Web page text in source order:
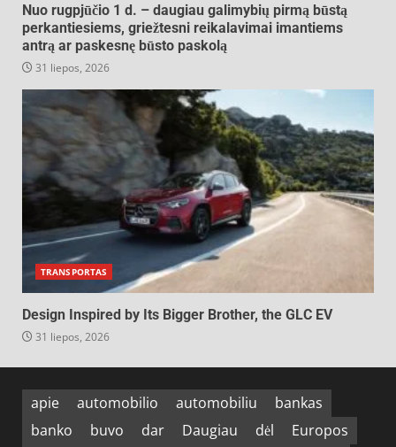
Nuo rugpjūčio 1 d. – daugiau galimybių pirmą būstą
perkantiesiems, griežtesni reikalavimai imantiems
antrą ar paskesnę būsto paskolą
31 liepos, 2026
TRANSPORTAS
Design Inspired by Its Bigger Brother, the GLC EV
31 liepos, 2026
apie automobilio automobiliu
bankas
banko
buvo dar Daugiau dėl
Europos